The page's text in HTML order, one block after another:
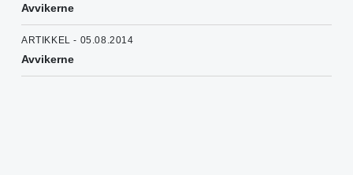
Avvikerne
ARTIKKEL - 05.08.2014
Avvikerne